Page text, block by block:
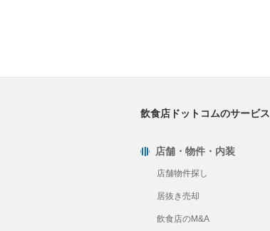
飲食店ドットコムのサービス
店舗・物件・内装
店舗物件探し
居抜き売却
飲食店のM&A